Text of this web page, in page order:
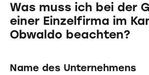
Was muss ich bei der
einer Einzelfirma im
Obwaldo beachten?
Name des Unternehmens